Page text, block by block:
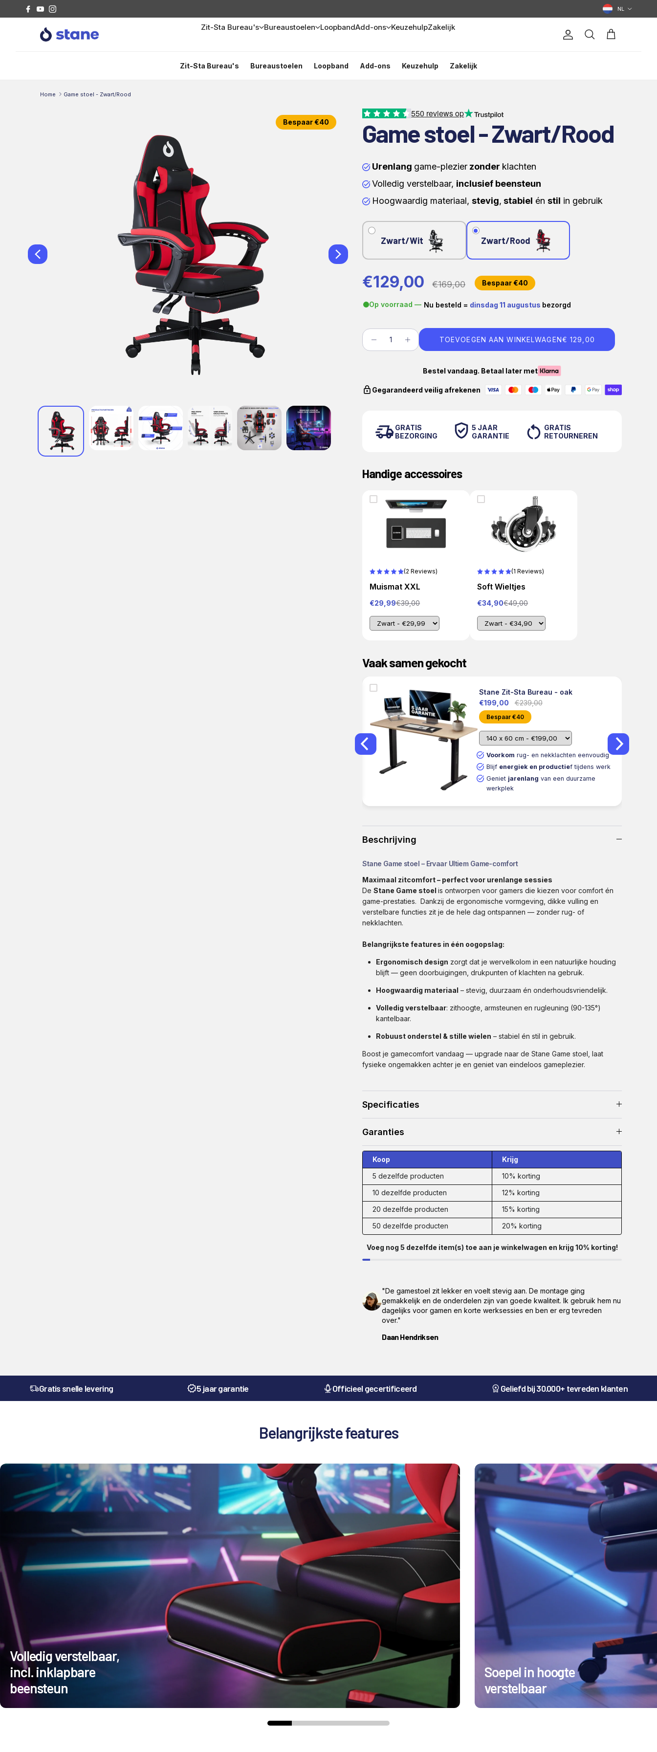
Ga naar inhoud
Facebook
YouTubeInstagram
Land/Regio
NL
Zit-Sta Bureau's Bureaustoelen LoopbandAdd-ons KeuzehulpZakelijk
Account
Zoeken Winkelwagen
Zit-Sta Bureau's Bureaustoelen Loopband Add-ons Keuzehulp Zakelijk
Home Game stoel - Zwart/Rood
Bespaar €40
550 reviews op
Game stoel - Zwart/Rood
Urenlang game-plezier zonder klachten
Volledig verstelbaar, inclusief beensteun
Hoogwaardig materiaal,stevig, stabiel énstil in gebruik
Zwart/Wit Zwart/Rood
Verkoopprijs
€129,00 Reguliere prijs
€169,00 Bespaar €40
Op voorraad — Nu besteld = dinsdag 11 augustus bezorgd
TOEVOEGEN AAN WINKELWAGEN€ 129,00
Bestel vandaag. Betaal later met
Gegarandeerd veilig afrekenen
GRATIS
BEZORGING
5 JAAR
GARANTIE
GRATIS
RETOURNEREN
Handige accessoires
(2 Reviews)
Muismat XXL
€29,99€39,00
(1 Reviews)
Soft Wieltjes
€34,90€49,00
Vaak samen gekocht
Stane Zit-Sta Bureau - oak
€199,00
€239,00
Bespaar €40
Voorkom rug- en nekklachten eenvoudig
Blijf energiek en productief tijdens werk
Geniet jarenlang van een duurzame
werkplek
Beschrijving
Stane Game stoel – Ervaar Ultiem Game-comfort
Maximaal zitcomfort – perfect voor urenlange sessies
DeStane Game stoelis ontworpen voor gamers die kiezen voor comfort én
game-prestaties. Dankzij de ergonomische vormgeving, dikke vulling en
verstelbare functies zit je de hele dag ontspannen — zonder rug- of
nekklachten.
Belangrijkste features in één oogopslag:
Ergonomisch design zorgt dat je wervelkolom in een natuurlijke houding
blijft — geen doorbuigingen, drukpunten of klachten na gebruik.
Hoogwaardig materiaal – stevig, duurzaam én onderhoudsvriendelijk.
Volledig verstelbaar: zithoogte, armsteunen en rugleuning (90-135°)
kantelbaar.
Robuust onderstel & stille wielen – stabiel én stil in gebruik.
Boost je gamecomfort vandaag — upgrade naar de Stane Game stoel, laat
fysieke ongemakken achter je en geniet van eindeloos gameplezier.
Specificaties
Garanties
Koop
Krijg
5 dezelfde producten
10% korting
10 dezelfde producten
12% korting
20 dezelfde producten
15% korting
50 dezelfde producten
20% korting
Voeg nog 5 dezelfde item(s) toe aan je winkelwagen en krijg 10% korting!
"De gamestoel zit lekker en voelt stevig aan. De montage ging
gemakkelijk en de onderdelen zijn van goede kwaliteit. Ik gebruik hem nu
dagelijks voor gamen en korte werksessies en ben er erg tevreden
over."
Daan Hendriksen
Gratis snelle levering 5 jaar garantie Officieel gecertificeerd Geliefd bij 30.000+ tevreden klanten
Belangrijkste features
Volledig verstelbaar,
incl. inklapbare
beensteun
Soepel in hoogte
verstelbaar